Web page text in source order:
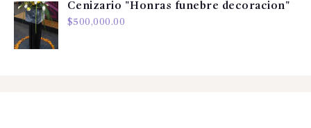
Cenizario "Honras funebre decoracion"
$500,000.00